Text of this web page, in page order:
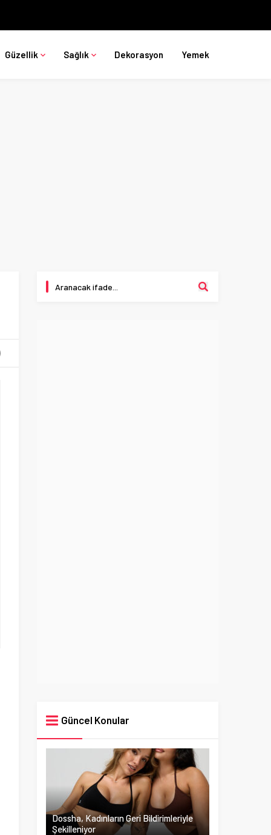
Güzellik Sağlık Dekorasyon Yemek
Güncel Konular
Dossha, Kadınların Geri Bildirimleriyle
Şekilleniyor